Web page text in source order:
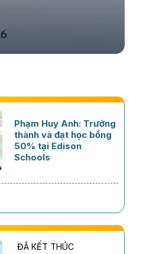
Phạm Huy Anh: Trưởng
thành và đạt học bổng
50% tại Edison
Schools
ĐÃ KẾT THÚC